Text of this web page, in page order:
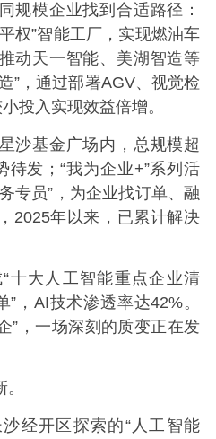
模企业找到合适路径：
权”智能工厂，实现燃油车
动天一智能、美湖智造等
”，通过部署AGV、视觉检
投入实现效益倍增。
基金广场内，总规模超
待发；“我为企业+”系列活
专员”，为企业找订单、融
2025年以来，已累计解决
大人工智能重点企业清
”，AI技术渗透率达42%。
”，一场深刻的质变正在发
开区探索的“人工智能